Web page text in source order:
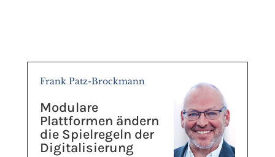
Frank Patz-Brockmann
Modulare
Plattformen ändern
die Spielregeln der
Digitalisierung